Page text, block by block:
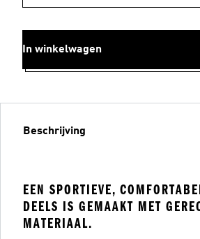
In winkelwagen
Beschrijving
EEN SPORTIEVE,
DEELS IS GEMAAKT MET
MATERIAAL.